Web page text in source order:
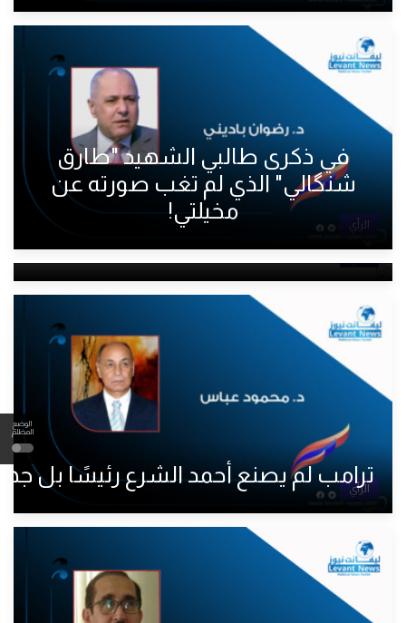
الوضع
المظلم
الرأي
في ذكرى طالبي الشهيد "طارق
شنگالي" الذي لم تغب صورته عن
مخيلتي!
التمثيل الكُردي في البرلمان السوري
خطوة نحو الشراكة أم اختبار
الرأي
ترامب لم يصنع أحمد الشرع رئيسًا بل